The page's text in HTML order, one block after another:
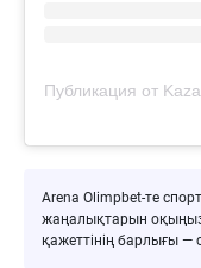
Arena Olimpbet-те
жаңалықтарын
қажеттінің барлығы —